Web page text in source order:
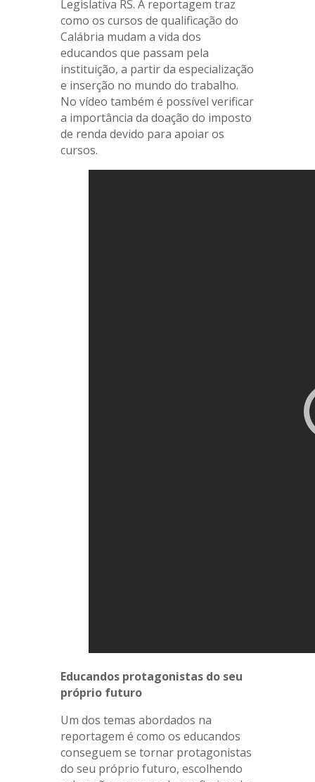
Legislativa RS. A reportagem traz
como os cursos de qualificação do
Calábria mudam a vida dos
educandos que passam pela
instituição, a partir da especialização
e inserção no mundo do trabalho.
No vídeo também é possível verificar
a importância da doação do imposto
de renda devido para apoiar os
cursos.
Educandos protagonistas do seu
próprio futuro
Um dos temas abordados na
reportagem é como os educandos
conseguem se tornar protagonistas
do seu próprio futuro, escolhendo